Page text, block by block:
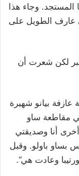
المستجد. وجاء هذا
عارف الطويل على
لكن شعرت أن
عازفة بيانو شهيرة
مقاطعة ساو
أخرى أنا وصديقتي
بساو باولو. وقبل
وعادت هي”.